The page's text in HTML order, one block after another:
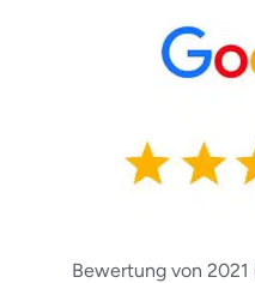
Bewertung von 2021